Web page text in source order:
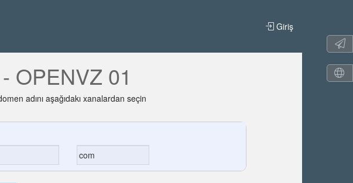
Giriş
OPENVZ 01
adını aşağıdakı xanalardan seçin